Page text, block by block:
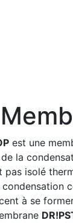
est une
la
pas isolé
à se